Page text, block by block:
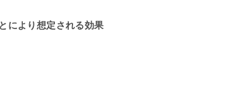
により想定される効果